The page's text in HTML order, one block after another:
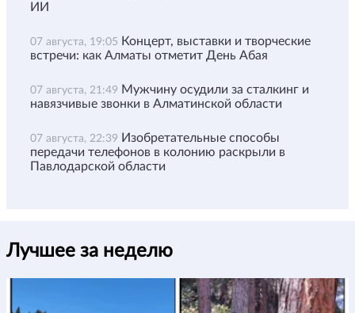
ИИ
07 августа, 19:05 Концерт, выставки и творческие
встречи: как Алматы отметит День Абая
07 августа, 21:49 Мужчину осудили за сталкинг и
навязчивые звонки в Алматинской области
07 августа, 22:39 Изобретательные способы
передачи телефонов в колонию раскрыли в
Павлодарской области
Лучшее за неделю